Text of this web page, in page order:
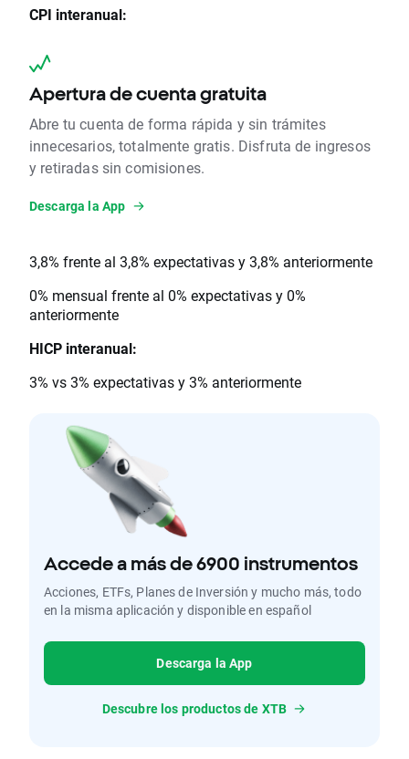
CPI interanual:
Apertura de cuenta gratuita
Abre tu cuenta de forma rápida y sin trámites
innecesarios, totalmente gratis. Disfruta de ingresos
y retiradas sin comisiones.
Descarga la App
3,8% frente al 3,8% expectativas y 3,8% anteriormente
0% mensual frente al 0% expectativas y 0%
anteriormente
HICP interanual:
3% vs 3% expectativas y 3% anteriormente
Accede a más de 6900 instrumentos
Acciones, ETFs, Planes de Inversión y mucho más, todo
en la misma aplicación y disponible en español
Descarga la App
Descubre los productos de XTB